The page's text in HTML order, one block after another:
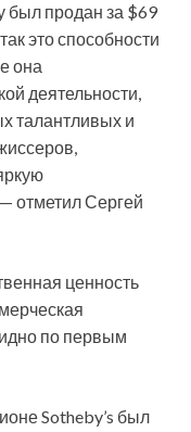
был продан за $69
это способности
она
деятельности,
талантливых и
отметил Сергей
ценность
по первым
Sotheby’s был